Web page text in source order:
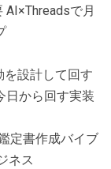
AI×Threadsで月
設計して回す
日から回す実装
定書作成バイブ
ネス